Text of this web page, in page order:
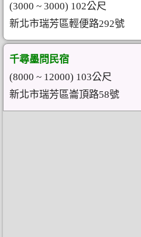
(3000 ~ 3000) 102公尺
新北市瑞芳區輕便路292號
千尋墨問民宿
(8000 ~ 12000) 103公尺
新北市瑞芳區崙頂路58號